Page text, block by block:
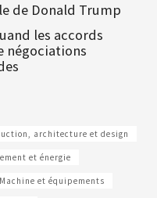
de Donald Trump
les accords
négociations
architecture et design
et énergie
Machine et équipements